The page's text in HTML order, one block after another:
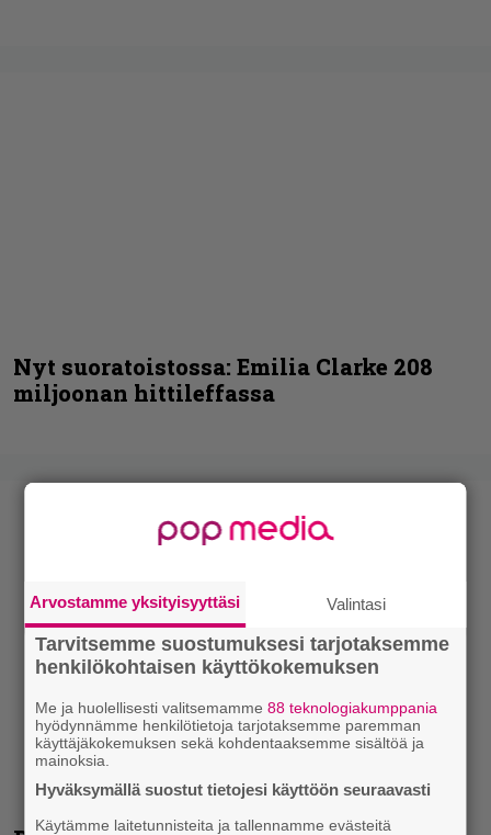
Nyt suoratoistossa: Emilia Clarke 208
miljoonan hittileffassa
Arvostamme yksityisyyttäsi Valintasi
Tarvitsemme suostumuksesi tarjotaksemme
henkilökohtaisen käyttökokemuksen
Me ja huolellisesti valitsemamme88 teknologiakumppania
hyödynnämme henkilötietoja tarjotaksemme paremman
käyttäjäkokemuksen sekä kohdentaaksemme sisältöä ja
mainoksia.
Hyväksymällä suostut tietojesi käyttöön seuraavasti
Käytämme laitetunnisteita ja tallennamme evästeitä